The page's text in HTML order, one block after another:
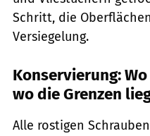
Schritt, die
Versiegelung.
Konservierung:
wo die Grenzen
Alle rostigen